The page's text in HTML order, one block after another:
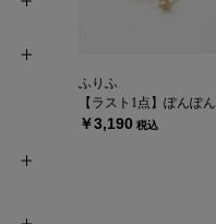
ふりふ
【ラスト1点】ぽんぽん菊Ｕピン
￥3,190 税込